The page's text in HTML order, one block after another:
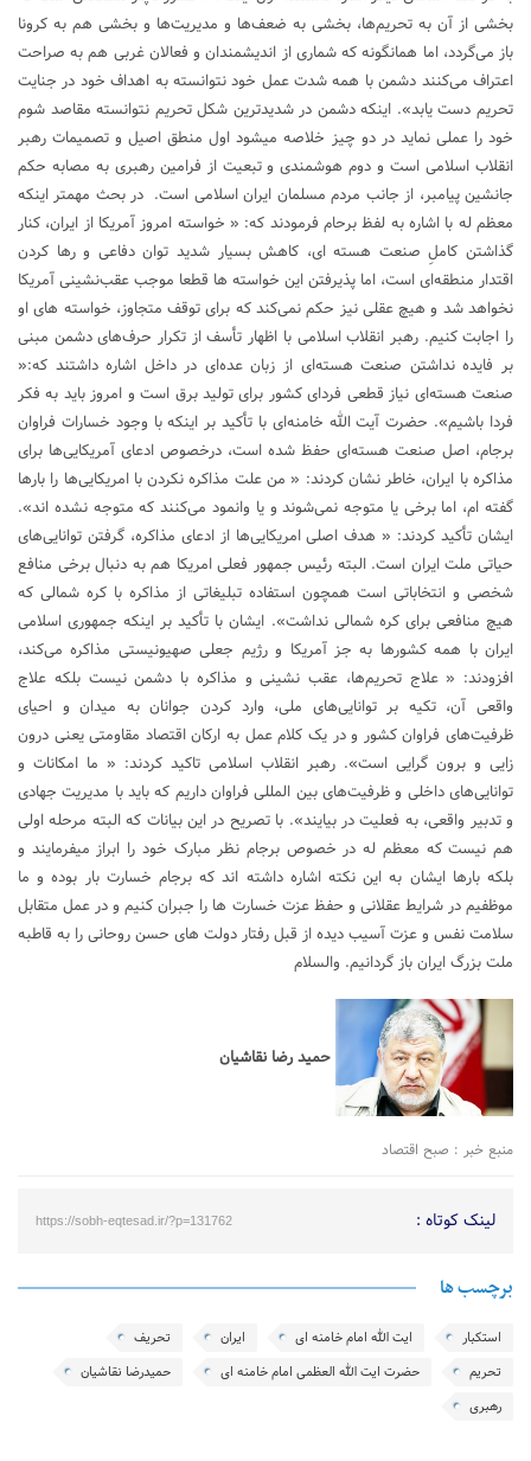
بخشی از آن به تحریم‌ها، بخشی به ضعف‌ها و مدیریت‌ها و بخشی هم به کرونا
باز می‌گردد، اما همانگونه که شماری از اندیشمندان و فعالان غربی هم به صراحت
اعتراف می‌کنند دشمن با همه شدت عمل خود نتوانسته به اهداف خود در جنایت
تحریم دست یابد». اینکه دشمن در شدیدترین شکل تحریم نتوانسته مقاصد شوم
خود را عملی نماید در دو چیز خلاصه میشود اول منطق اصیل و تصمیمات رهبر
انقلاب اسلامی است و دوم هوشمندی و تبعیت از فرامین رهبری به مصابه حکم
جانشین پیامبر، از جانب مردم مسلمان ایران اسلامی است. در بحث مهمتر اینکه
معظم له با اشاره به لفظ برحام فرمودند که: « خواسته امروز آمریکا از ایران، کنار
گذاشتن کاملِ صنعت هسته ای، کاهش بسیار شدید توان دفاعی و رها کردن
اقتدار منطقه‌ای است، اما پذیرفتن این خواسته‌ ها قطعا موجب عقب‌نشینی آمریکا
نخواهد شد و هیچ عقلی نیز حکم نمی‌کند که برای توقف متجاوز، خواسته‌ های او
را اجابت کنیم. رهبر انقلاب اسلامی با اظهار تأسف از تکرار حرف‌های دشمن مبنی
بر فایده نداشتن صنعت هسته‌ای از زبان عده‌ای در داخل اشاره داشتند که:«
صنعت هسته‌ای نیاز قطعی فردای کشور برای تولید برق است و امروز باید به فکر
فردا باشیم». حضرت آیت الله خامنه‌ای با تأکید بر اینکه با وجود خسارات فراوان
برجام، اصل صنعت هسته‌ای حفظ شده است، درخصوص ادعای آمریکایی‌ها برای
مذاکره با ایران، خاطر نشان کردند: « من علت مذاکره نکردن با امریکایی‌ها را بار‌ها
گفته ام، اما برخی یا متوجه نمی‌شوند و یا وانمود می‌کنند که متوجه نشده اند».
ایشان تأکید کردند: « هدف اصلی امریکایی‌ها از ادعای مذاکره، گرفتن توانایی‌های
حیاتی ملت ایران است. البته رئیس جمهور فعلی امریکا هم به‌ دنبال برخی منافع
شخصی و انتخاباتی است همچون استفاده تبلیغاتی از مذاکره با کره شمالی که
هیچ منافعی برای کره شمالی نداشت». ایشان با تأکید بر اینکه جمهوری اسلامی
ایران با همه کشور‌ها به جز آمریکا و رژیم جعلی صهیونیستی مذاکره می‌کند،
افزودند: « علاج تحریم‌ها، عقب نشینی و مذاکره با دشمن نیست بلکه علاج
واقعی آن، تکیه بر توانایی‌های ملی، وارد کردن جوانان به میدان و احیای
ظرفیت‌های فراوان کشور و در یک کلام عمل به ارکان اقتصاد مقاومتی یعنی درون
زایی و برون گرایی است». رهبر انقلاب اسلامی تاکید کردند: « ما امکانات و
توانایی‌های داخلی و ظرفیت‌های بین المللی فراوان داریم که باید با مدیریت جهادی
و تدبیر واقعی، به فعلیت در بیایند». با تصریح در این بیانات که البته مرحله اولی
هم نیست که معظم له در خصوص برجام نظر مبارک خود را ابراز میفرمایند و
بلکه بارها ایشان به این نکته اشاره داشته اند که برجام خسارت بار بوده و ما
موظفیم در شرایط عقلانی و حفظ عزت خسارت ها را جبران کنیم و در عمل متقابل
سلامت نفس و عزت آسیب دیده از قبل رفتار دولت های حسن روحانی را به قاطبه
ملت بزرگ ایران باز گردانیم. والسلام
حمید رضا نقاشیان
منبع خبر : صبح اقتصاد
لینک کوتاه : https://sobh-eqtesad.ir/?p=131762
برچسب ها
استکبار ایت الله امام خامنه ای ایران
تحریف
تحریم
حضرت ایت الله العظمی امام خامنه ای
حمیدرضا نقاشیان
رهبری